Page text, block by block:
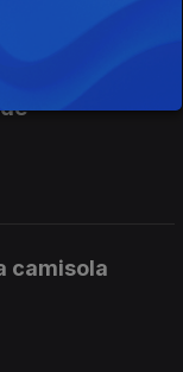
camisola